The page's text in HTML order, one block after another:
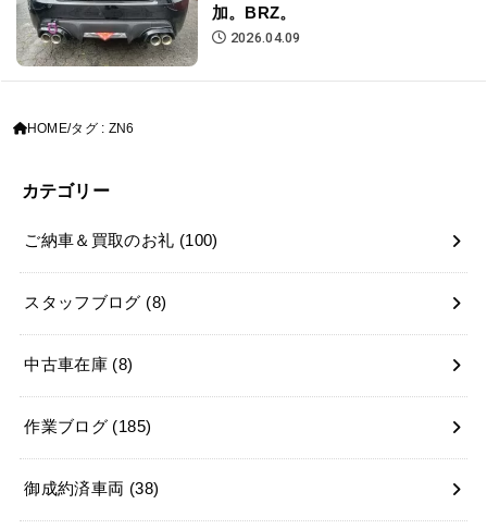
加。BRZ。
2026.04.09
HOME タグ : ZN6
カテゴリー
ご納車＆買取のお礼 (100)
スタッフブログ (8)
中古車在庫 (8)
作業ブログ (185)
御成約済車両 (38)